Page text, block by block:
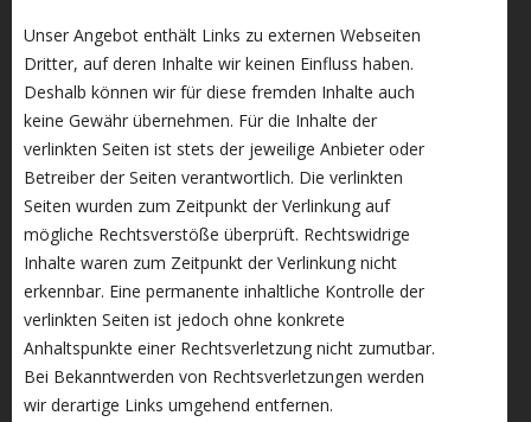
Unser Angebot enthält Links zu externen Webseiten
Dritter, auf deren Inhalte wir keinen Einfluss haben.
Deshalb können wir für diese fremden Inhalte auch
keine Gewähr übernehmen. Für die Inhalte der
verlinkten Seiten ist stets der jeweilige Anbieter oder
Betreiber der Seiten verantwortlich. Die verlinkten
Seiten wurden zum Zeitpunkt der Verlinkung auf
mögliche Rechtsverstöße überprüft. Rechtswidrige
Inhalte waren zum Zeitpunkt der Verlinkung nicht
erkennbar. Eine permanente inhaltliche Kontrolle der
verlinkten Seiten ist jedoch ohne konkrete
Anhaltspunkte einer Rechtsverletzung nicht zumutbar.
Bei Bekanntwerden von Rechtsverletzungen werden
wir derartige Links umgehend entfernen.